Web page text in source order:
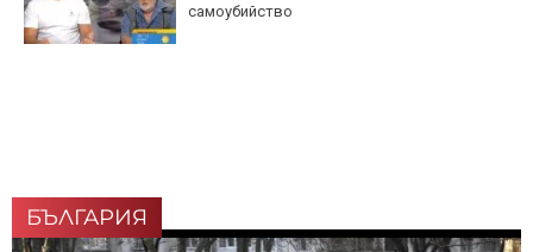
самоубийство
БЪЛГАРИЯ